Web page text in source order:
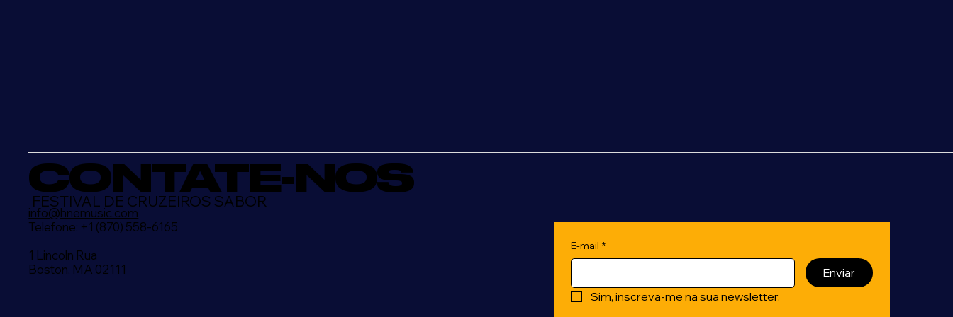
CONTATE-NOS
FESTIVAL DE CRUZEIROS SABOR
info@hnemusic.com
Telefone: +1 (870) 558-6165
1 Lincoln Rua
Boston, MA 02111
E-mail *
Enviar
Sim, inscreva-me na sua newsletter.